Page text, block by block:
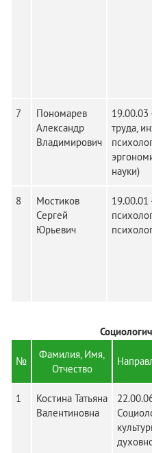
7
Пономарев
Александр
Владимирович
19.00.03
труда,
науки)
8
Мостиков
Сергей
Юрьевич
19.00.01
№
Фамилия, Имя,
Отчество
1
Костина Татьяна
Валентиновна